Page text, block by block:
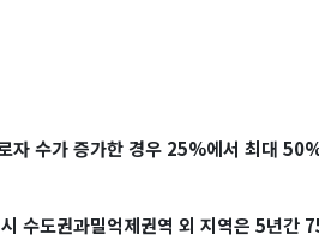
자 수가 증가한 경우 25%에서 최대
수도권과밀억제권역 외 지역은 5년간